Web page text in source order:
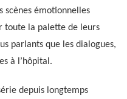
scènes émotionnelles
toute la palette de leurs
parlants que les dialogues,
à l’hôpital.
depuis longtemps